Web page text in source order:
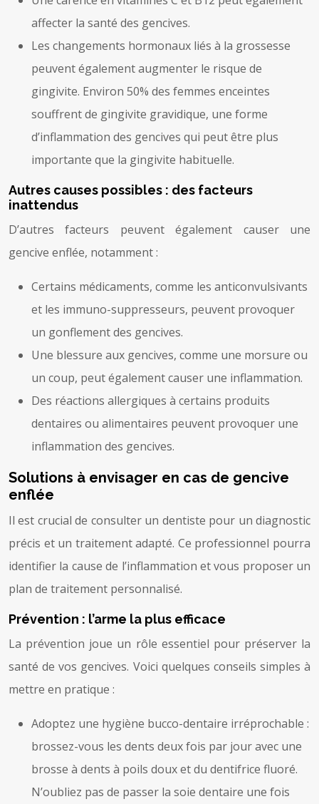
affecter la santé des gencives.
Les changements hormonaux liés à la grossesse
peuvent également augmenter le risque de
gingivite. Environ 50% des femmes enceintes
souffrent de gingivite gravidique, une forme
d’inflammation des gencives qui peut être plus
importante que la gingivite habituelle.
Autres causes possibles : des facteurs
inattendus
D’autres facteurs peuvent également causer une
gencive enflée, notamment :
Certains médicaments, comme les anticonvulsivants
et les immuno-suppresseurs, peuvent provoquer
un gonflement des gencives.
Une blessure aux gencives, comme une morsure ou
un coup, peut également causer une inflammation.
Des réactions allergiques à certains produits
dentaires ou alimentaires peuvent provoquer une
inflammation des gencives.
Solutions à envisager en cas de gencive
enflée
Il est crucial de consulter un dentiste pour un diagnostic
précis et un traitement adapté. Ce professionnel pourra
identifier la cause de l’inflammation et vous proposer un
plan de traitement personnalisé.
Prévention : l’arme la plus efficace
La prévention joue un rôle essentiel pour préserver la
santé de vos gencives. Voici quelques conseils simples à
mettre en pratique :
Adoptez une hygiène bucco-dentaire irréprochable :
brossez-vous les dents deux fois par jour avec une
brosse à dents à poils doux et du dentifrice fluoré.
N’oubliez pas de passer la soie dentaire une fois